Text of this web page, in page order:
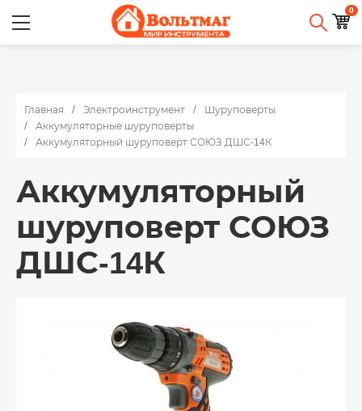
0
Главная Электроинструмент
Шуруповерты
Аккумуляторные шуруповерты
Аккумуляторный шуруповерт СОЮЗ ДШС-14К
Аккумуляторный
шуруповерт СОЮЗ
ДШС-14К